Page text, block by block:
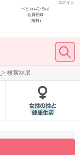
ログイン
ベビカムひろば
会員登録
（無料）
> 検索結果